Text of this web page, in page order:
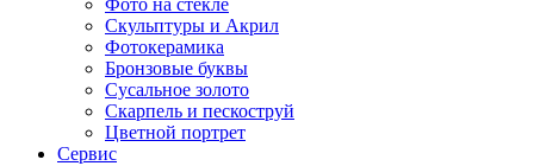
Фото на стекле
Скульптуры и Акрил
Фотокерамика
Бронзовые буквы
Сусальное золото
Скарпель и пескоструй
Цветной портрет
Сервис